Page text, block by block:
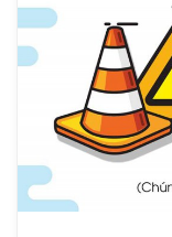
❣️ Vui nhất là
những bức ảnh
➡️ Nếu đã có
nhau đi “du lịch”